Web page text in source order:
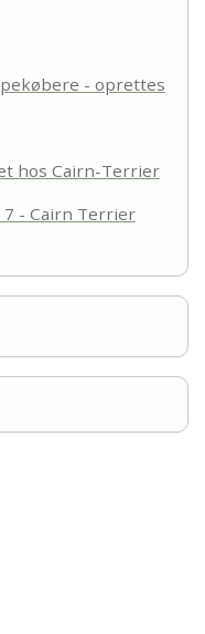
- oprettes
hos Cairn-Terrier
- Cairn Terrier